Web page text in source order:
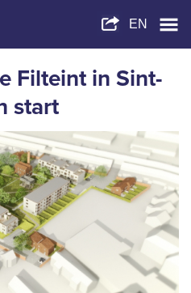
Filteint in Sint-
start